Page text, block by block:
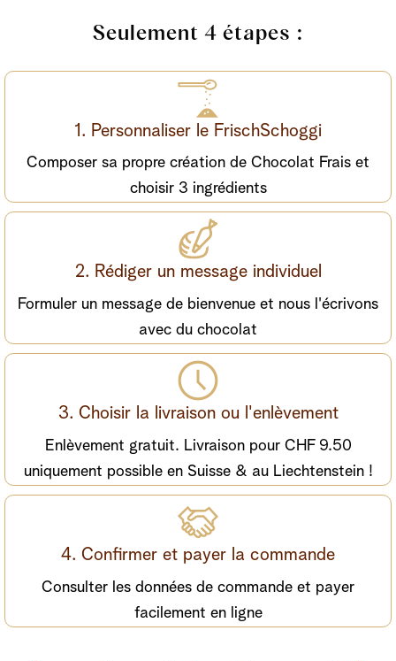
Seulement 4 étapes :
1. Personnaliser le FrischSchoggi
Composer sa propre création de Chocolat Frais et
choisir 3 ingrédients
2. Rédiger un message individuel
Formuler un message de bienvenue et nous l'écrivons
avec du chocolat
3. Choisir la livraison ou l'enlèvement
Enlèvement gratuit. Livraison pour CHF 9.50
uniquement possible en Suisse & au Liechtenstein !
4. Confirmer et payer la commande
Consulter les données de commande et payer
facilement en ligne